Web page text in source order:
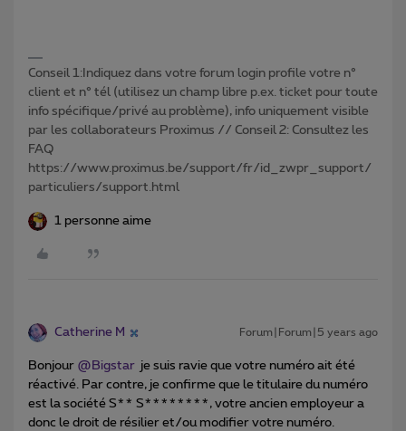
Conseil 1:Indiquez dans votre forum login profile votre n°
client et n° tél (utilisez un champ libre p.ex. ticket pour toute
info spécifique/privé au problème), info uniquement visible
par les collaborateurs Proximus // Conseil 2: Consultez les
FAQ
https://www.proximus.be/support/fr/id_zwpr_support/
particuliers/support.html
1 personne aime
Catherine M Forum|Forum|5 years ago
Bonjour @Bigstar je suis ravie que votre numéro ait été
réactivé. Par contre, je confirme que le titulaire du numéro
est la société S** S********, votre ancien employeur a
donc le droit de résilier et/ou modifier votre numéro.